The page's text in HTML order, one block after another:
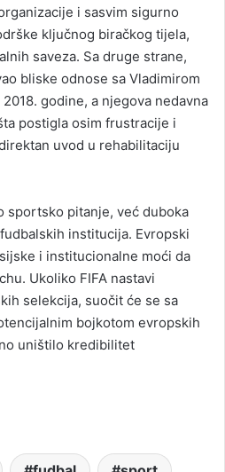
i sasvim sigurno
ključnog biračkog tijela,
saveza. Sa druge strane,
bliske odnose sa Vladimirom
godine, a njegova nedavna
postigla osim frustracije i
uvod u rehabilitaciju
sportsko pitanje, već duboka
institucija. Evropski
i institucionalne moći da
Ukoliko FIFA nastavi
selekcija, suočit će se sa
bojkotom evropskih
uništilo kredibilitet